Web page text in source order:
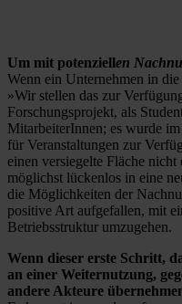
Um mit potenziellen
Wenn ein Unternehmen in
»Wir stellen das zur
Forschungsprojekt, als
MitarbeiterInnen; es wurde
für Veranstaltungen zur
einen versiegelte Fläche
möglichst lückenlos in eine
die Möglichkeiten der
positive Art aufgefallen, mit
Betriebsstruktur umzugehen.
Wenn dieser erste Schritt,
an einer Weiternutzung,
andere Akteure